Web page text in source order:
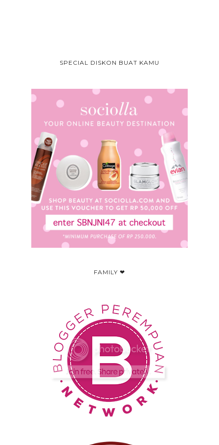
SPECIAL DISKON BUAT KAMU
FAMILY ❤